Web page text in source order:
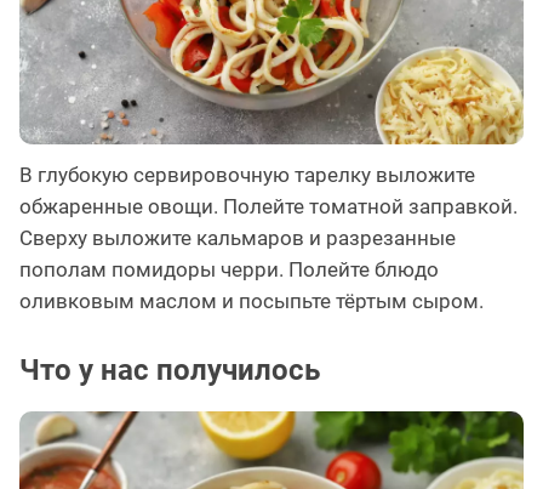
В глубокую сервировочную тарелку выложите
обжаренные овощи. Полейте томатной заправкой.
Сверху выложите кальмаров и разрезанные
пополам помидоры черри. Полейте блюдо
оливковым маслом и посыпьте тёртым сыром.
Что у нас получилось